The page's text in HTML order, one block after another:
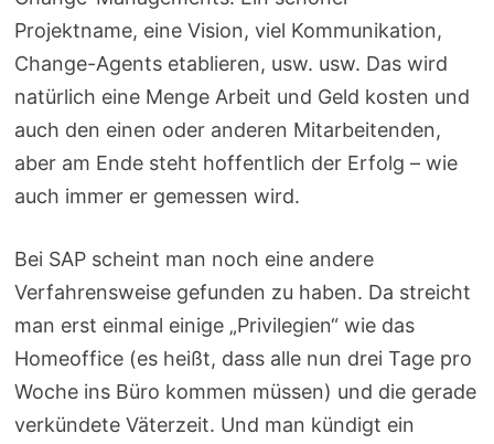
Projektname, eine Vision, viel Kommunikation,
Change-Agents etablieren, usw. usw. Das wird
natürlich eine Menge Arbeit und Geld kosten und
auch den einen oder anderen Mitarbeitenden,
aber am Ende steht hoffentlich der Erfolg – wie
auch immer er gemessen wird.
Bei SAP scheint man noch eine andere
Verfahrensweise gefunden zu haben. Da streicht
man erst einmal einige „Privilegien“ wie das
Homeoffice (es heißt, dass alle nun drei Tage pro
Woche ins Büro kommen müssen) und die gerade
verkündete Väterzeit. Und man kündigt ein